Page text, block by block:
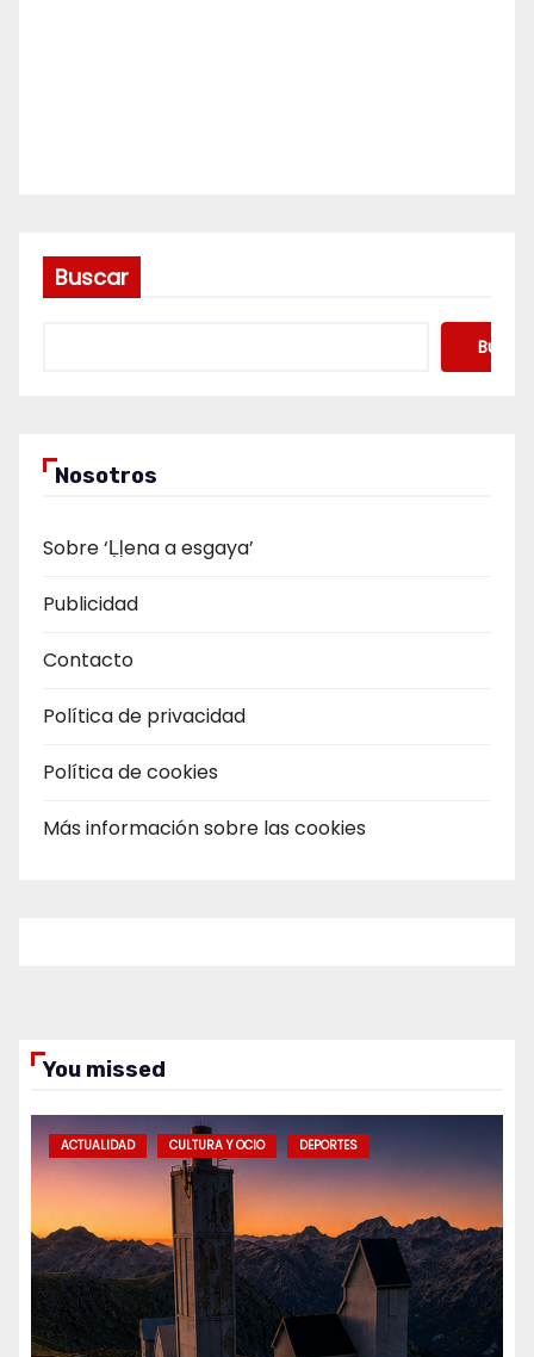
Buscar
Buscar
Nosotros
Sobre ‘Ḷḷena a esgaya’
Publicidad
Contacto
Política de privacidad
Política de cookies
Más información sobre las cookies
You missed
ACTUALIDAD CULTURA Y OCIO DEPORTES